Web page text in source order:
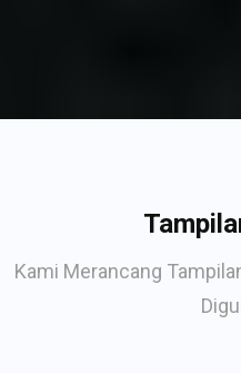
Kami Merancang